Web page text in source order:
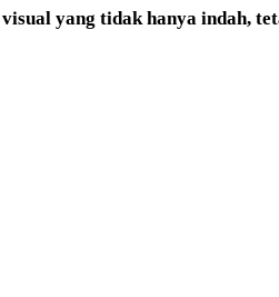
yang tidak hanya indah,